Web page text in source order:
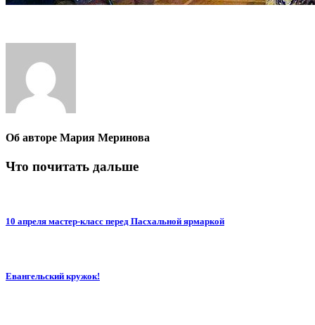
Об авторе Мария Меринова
Что почитать дальше
10 апреля мастер-класс перед Пасхальной ярмаркой
Евангельский кружок!